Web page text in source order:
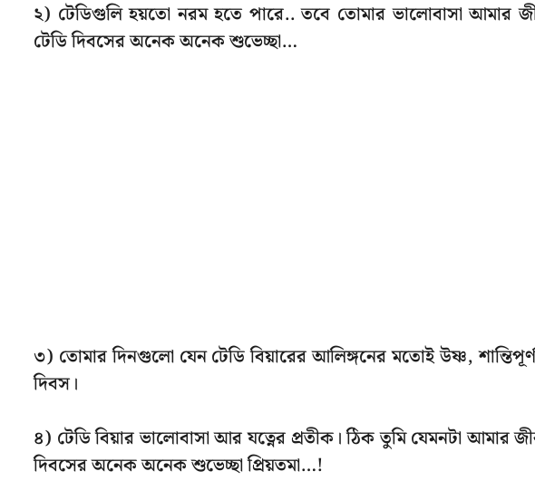
২) টেডিগুলি হয়তো নরম হতে পারে.. তবে তোমার ভালোবাসা আমার
টেডি দিবসের অনেক অনেক শুভেচ্ছা…
৩) তোমার দিনগুলো যেন টেডি বিয়ারের আলিঙ্গনের মতোই উষ্ণ,
দিবস।
৪) টেডি বিয়ার ভালোবাসা আর যত্নের প্রতীক। ঠিক তুমি যেমনটা
দিবসের অনেক অনেক শুভেচ্ছা প্রিয়তমা…!